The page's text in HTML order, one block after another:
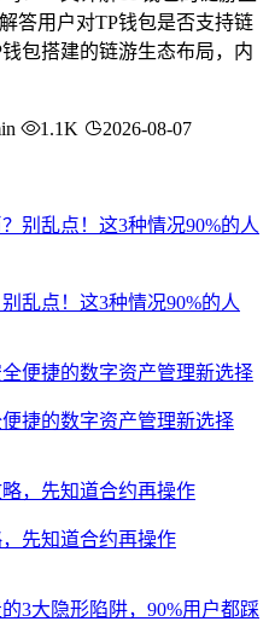
答用户对TP钱包是否支持链
包搭建的链游生态布局，内
1.1K 2026-08-07
乱点！这3种情况90%的人
捷的数字资产管理新选择
先知道合约再操作